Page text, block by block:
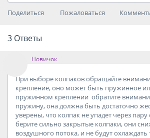
Поделиться Пожаловаться
3 Ответы
Новичок
При выборе колпаков обращайте
крепление, оно может быть пружинное
пружинном креплении обратите
пружину, она должна быть достаточно
уверены, что колпак не упадет через
берите сильно закрытые колпаки, они
воздушного потока, и не будут охлаждать